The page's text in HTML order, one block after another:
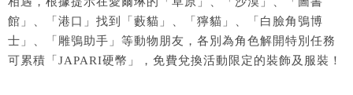
館」、「港口」找到「藪貓」、「獰貓」、「白臉角鴞博
士」、「雕鴞助手」等動物朋友，各別為角色解開特別任務
可累積「JAPARI硬幣」，免費兌換活動限定的裝飾及服裝！